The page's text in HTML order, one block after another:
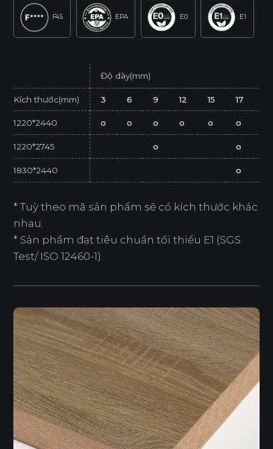
F4S EPA E0 E1
Độ dày(mm)
Kích thước(mm) 3 6 9 12 15 17
1220*2440 o o o o o o
1220*2745 o o
1830*2440 o
* Tuỳ theo mã sản phẩm sẽ có kích thước khác
nhau.
* Sản phẩm đạt tiêu chuẩn tối thiểu E1 (SGS
Test/ ISO 12460-1).